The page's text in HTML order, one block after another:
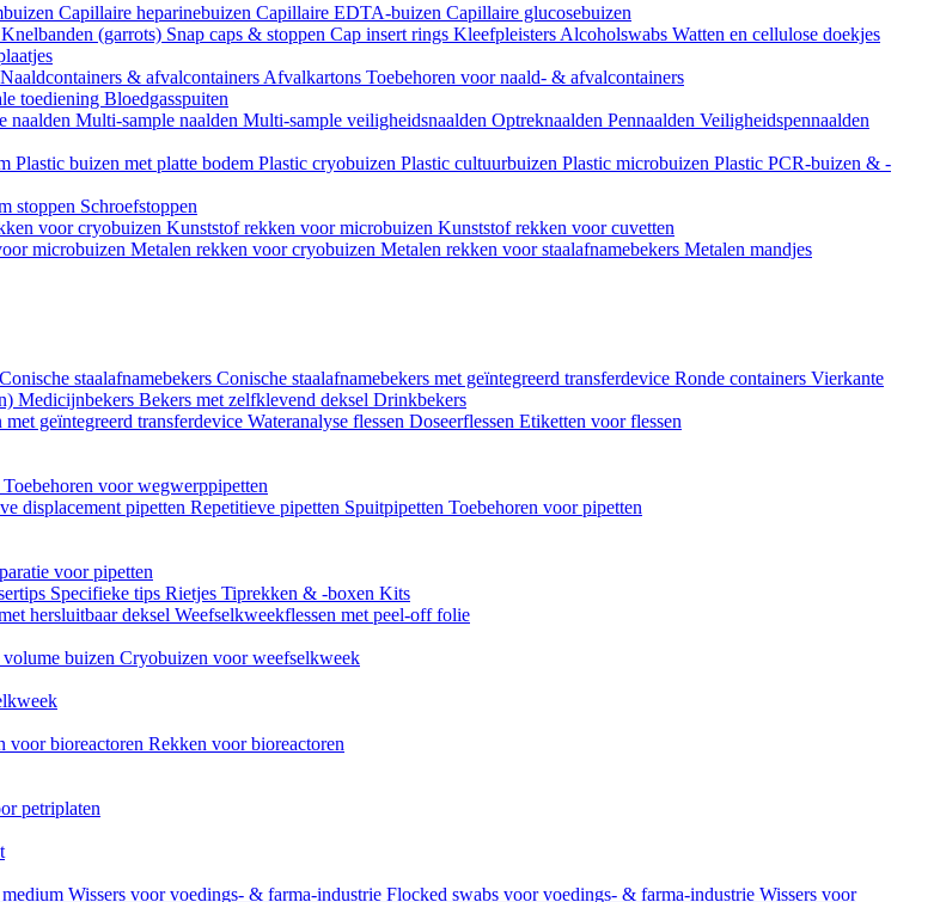
Capillaire heparinebuizen Capillaire EDTA-buizen Capillaire glucosebuizen
Knelbanden (garrots) Snap caps & stoppen Cap insert rings Kleefpleisters Alcoholswabs Watten en cellulose doekjes
Naaldcontainers & afvalcontainers Afvalkartons Toebehoren voor naald- & afvalcontainers
toediening Bloedgasspuiten
naalden Multi-sample naalden Multi-sample veiligheidsnaalden Optreknaalden Pennaalden Veiligheidspennaalden
Plastic buizen met platte bodem Plastic cryobuizen Plastic cultuurbuizen Plastic microbuizen Plastic PCR-buizen & -
stoppen Schroefstoppen
voor cryobuizen Kunststof rekken voor microbuizen Kunststof rekken voor cuvetten
microbuizen Metalen rekken voor cryobuizen Metalen rekken voor staalafnamebekers Metalen mandjes
Conische staalafnamebekers Conische staalafnamebekers met geïntegreerd transferdevice Ronde containers Vierkante
Medicijnbekers Bekers met zelfklevend deksel Drinkbekers
met geïntegreerd transferdevice Wateranalyse flessen Doseerflessen Etiketten voor flessen
Toebehoren voor wegwerppipetten
displacement pipetten Repetitieve pipetten Spuitpipetten Toebehoren voor pipetten
voor pipetten
Specifieke tips Rietjes Tiprekken & -boxen Kits
hersluitbaar deksel Weefselkweekflessen met peel-off folie
buizen Cryobuizen voor weefselkweek
voor bioreactoren Rekken voor bioreactoren
petriplaten
Wissers voor voedings- & farma-industrie Flocked swabs voor voedings- & farma-industrie Wissers voor